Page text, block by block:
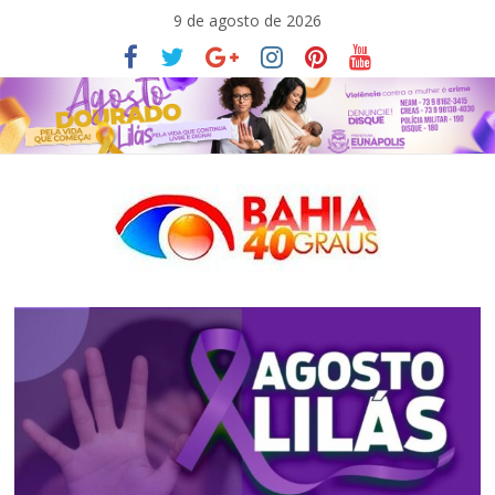
conteúdo
9 de agosto de 2026
Bahia40graus
Notícias
de
política,
meio